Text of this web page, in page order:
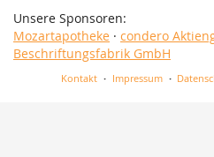
Unsere Sponsoren:
Mozartapotheke · condero
Beschriftungsfabrik GmbH
Kontakt Impressum